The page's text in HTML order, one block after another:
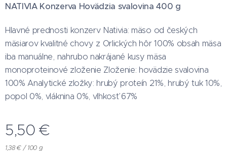
NATIVIA Konzerva Hovädzia svalovina 400 g
Hlavné prednosti konzerv Nativia: mäso od českých
mäsiarov kvalitné chovy z Orlických hôr 100% obsah mäsa
iba manuálne, nahrubo nakrájané kusy mäsa
monoproteinové zloženie Zloženie: hovädzie svalovina
100% Analytické zložky: hrubý proteín 21%, hrubý tuk 10%,
popol 0%, vláknina 0%, vlhkosť 67%
5,50 €
1,38 € / 100 g